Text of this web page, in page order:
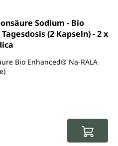
von 4.8 von 5 Sternen
Sodium - Bio
Bio Enhanced® Na-RALA